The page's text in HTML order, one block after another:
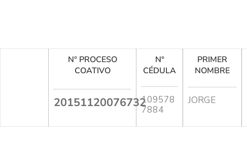
N° PROCESO
COATIVO
20151120076732
N°
CÉDULA
109578
7884
PRIMER
NOMBRE
JORGE